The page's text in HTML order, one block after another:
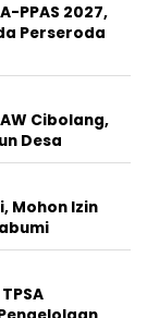
PPAS 2027,
Perseroda
Cibolang,
Desa
Mohon Izin